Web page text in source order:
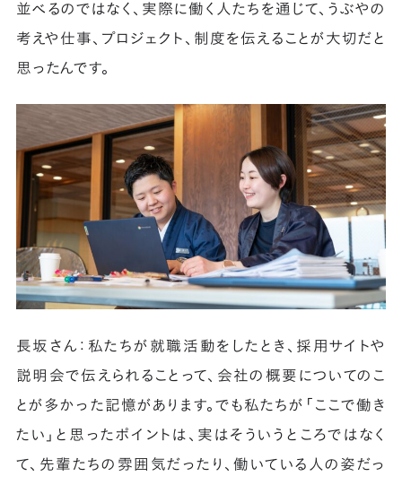
並べるのではなく、実際に働く人たちを通じて、うぶやの
考えや仕事、プロジェクト、制度を伝えることが大切だと
思ったんです。
長坂さん：私たちが就職活動をしたとき、採用サイトや
説明会で伝えられることって、会社の概要についてのこ
とが多かった記憶があります。でも私たちが「ここで働き
たい」と思ったポイントは、実はそういうところではなく
て、先輩たちの雰囲気だったり、働いている人の姿だっ